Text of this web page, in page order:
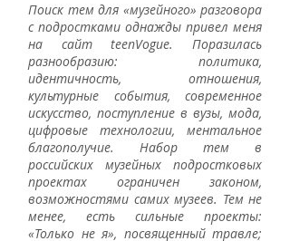
Поиск тем для «музейного» разговора
с подростками однажды привел меня
на сайт teenVogue. Поразилась
разнообразию: политика,
идентичность, отношения,
культурные события, современное
искусство, поступление в вузы, мода,
цифровые технологии, ментальное
благополучие. Набор тем в
российских музейных подростковых
проектах ограничен законом,
возможностями самих музеев. Тем не
менее, есть сильные проекты:
«Только не я», посвященный травле;